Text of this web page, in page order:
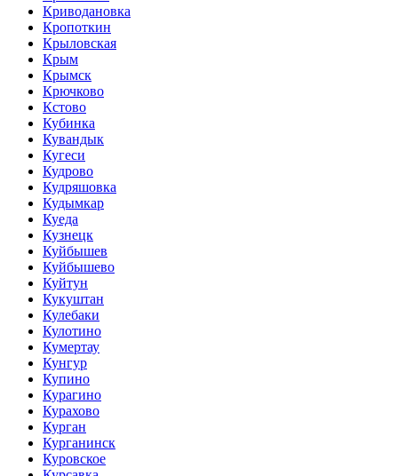
Криводановка
Кропоткин
Крыловская
Крым
Крымск
Крючково
Кстово
Кубинка
Кувандык
Кугеси
Кудрово
Кудряшовка
Кудымкар
Куеда
Кузнецк
Куйбышев
Куйбышево
Куйтун
Кукуштан
Кулебаки
Кулотино
Кумертау
Кунгур
Купино
Курагино
Курахово
Курган
Курганинск
Куровское